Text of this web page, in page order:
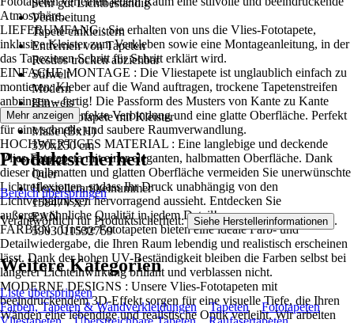
Sehr gut Lichtbeständig
Verarbeitung
Tapete einkleistern
Entfernen von Tapeten
Restlos trocken abziehbar
Stilwelt
Modern
Hinweis
Vlies Fototapete mit Kleister
Maße (BxH)
350x250 cm
Format
Quer
Herstellerartikelnummer
15847VX7
EAN
5903011532759
Atmosphäre..
LIEFERUMFANG : Sie erhalten von uns die Vlies-Fototapete,
inklusive Kleister zum Verkleben sowie eine Montageanleitung, in der
das Tapezieren Schritt für Schritt erklärt wird.
EINFACHE MONTAGE : Die Vliestapete ist unglaublich einfach zu
montieren: Kleber auf die Wand auftragen, trockene Tapetenstreifen
anbringen – fertig! Die Passform des Musters von Kante zu Kante
sorgt für eine perfekte Verbindung und eine glatte Oberfläche. Perfekt
für eine schnelle und saubere Raumverwandlung.
HOCHWERTIGES MATERIAL : Eine langlebige und deckende
Vlies-Fototapete mit einer eleganten, halbmatten Oberfläche. Dank
dieser halbmatten und glatten Oberfläche vermeiden Sie unerwünschte
Lichtreflexionen, sodass Ihr Druck unabhängig von den
Lichtverhältnissen hervorragend aussieht. Entdecken Sie
außergewöhnliche Qualität in jedem Detail!
FARBEN : Unsere Fototapeten bieten eine ideale Farb- und
Detailwiedergabe, die Ihren Raum lebendig und realistisch erscheinen
lässt. Dank der hohen UV-Beständigkeit bleiben die Farben selbst bei
längerer Lichteinwirkung brillant und verblassen nicht.
MODERNE DESIGNS : Unsere Vlies-Fototapeten mit
beeindruckendem 3D-Effekt sorgen für eine visuelle Tiefe, die Ihren
Wänden eine lebendige und realistische Optik verleiht. Wir arbeiten
Mehr anzeigen
Produktsicherheit
Bereich überspringen
Verantwortlich für Produktsicherheit: Siehe Herstellerinformationen .
Weitere Kategorien
Liste überspringen
Farben, Tapeten & Wandverkleidungen
Tapeten
Fototapeten